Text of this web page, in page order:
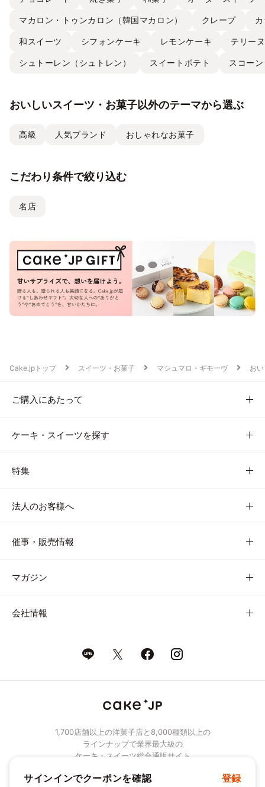
マカロン・トゥンカロン（韓国マカロン） クレープ
和スイーツ シフォンケーキ レモンケーキ テリーヌ
シュトーレン（シュトレン） スイートポテト スコーン
おいしいスイーツ・お菓子以外のテーマから選ぶ
高級 人気ブランド おしゃれなお菓子
こだわり条件で絞り込む
名店
Cake.jpトップ スイーツ・お菓子 マシュマロ・ギモーヴ お
ご購入にあたって
ケーキ・スイーツを探す
特集
法人のお客様へ
催事・販売情報
マガジン
会社情報
1,700店舗以上の洋菓子店と8,000種類以上の
ラインナップで業界最大級の
ケーキ・スイーツ総合通販サイト
© Cake.jp Co., Ltd.
サインインでクーポンを確認 登録